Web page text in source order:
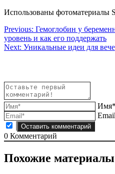
Использованы фотоматериалы
Навигация
по
Previous: Гемоглобин у
уровень и как его поддержать
Next: Уникальные идеи для
Имя*
0 Комментарий
Похожие материалы